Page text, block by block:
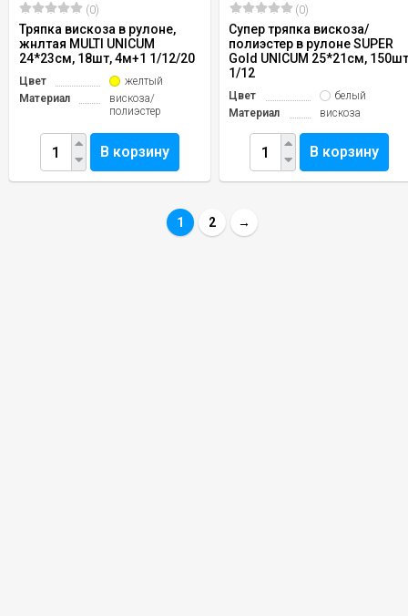
(0)
Тряпка вискоза в рулоне,
жнлтая MULTI UNICUM
24*23см, 18шт, 4м+1 1/12/20
Цвет
желтый
Материал
вискоза/
полиэстер
В корзину
(0)
Супер тряпка вискоза/
полиэстер в рулоне SUPER
Gold UNICUM 25*21см,
1/12
Цвет
белый
Материал
вискоза
В корзину
1 2 →